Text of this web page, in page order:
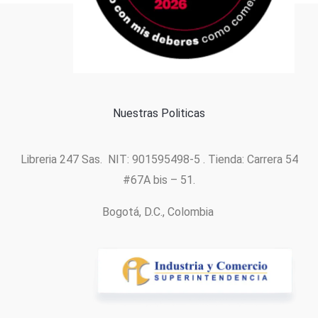
Formas de pago
Nuestras Politicas
Libreria 247 Sas. NIT: 901595498-5 . Tienda: Carrera 54
#67A bis – 51.
Bogotá, D.C., Colombia